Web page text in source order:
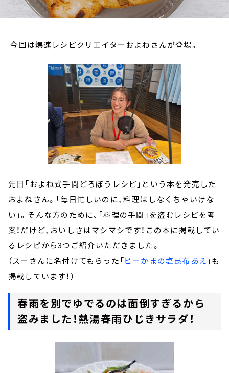
今回は爆速レシピクリエイターおよねさんが登場。
先日「およね式手間どろぼうレシピ」という本を発売した
およねさん。「毎日忙しいのに、料理はしなくちゃいけな
い」。そんな方のために、「料理の手間」を盗むレシピを考
案！だけど、おいしさはマシマシです！この本に掲載してい
るレシピから3つご紹介いただきました。
（スーさんに名付けてもらった「ピーかまの塩昆布あえ 」も
掲載しています！）
春雨を別でゆでるのは面倒すぎるから
盗みました！熱湯春雨ひじきサラダ！